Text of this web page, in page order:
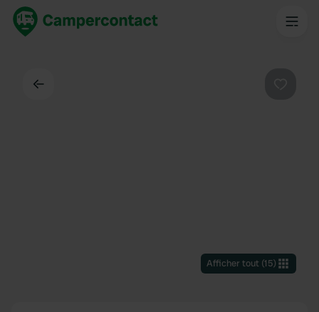
Afficher tout(15)